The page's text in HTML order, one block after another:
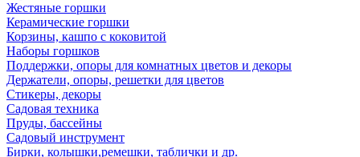
Жестяные горшки
Керамические горшки
Корзины, кашпо с коковитой
Наборы горшков
Поддержки, опоры для комнатных цветов и декоры
Держатели, опоры, решетки для цветов
Стикеры, декоры
Садовая техника
Пруды, бассейны
Садовый инструмент
Бирки, колышки,ремешки, таблички и др.